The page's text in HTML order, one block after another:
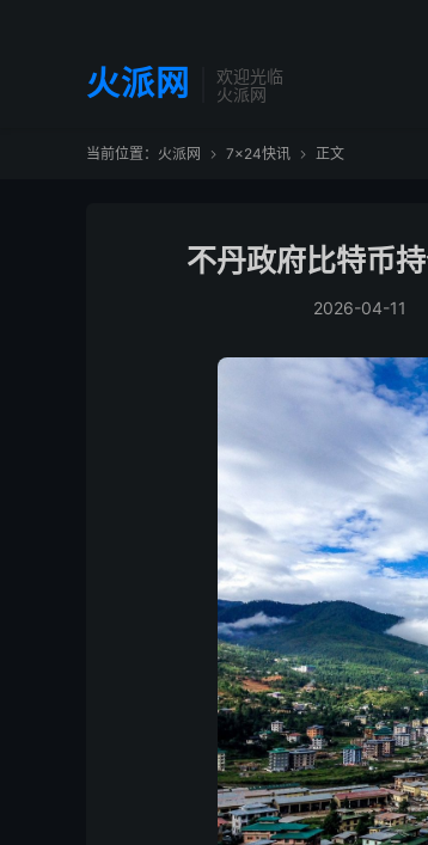
火派网
欢迎光临
火派网
当前位置： 火派网  7×24快讯  正文
不丹政府比特币
2026-04-11